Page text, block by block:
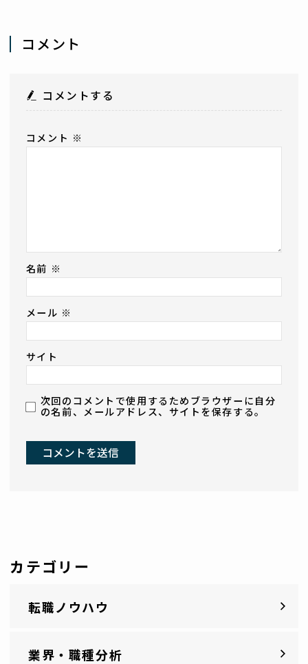
コメント
コメントする
コメント ※
名前 ※
メール ※
サイト
次回のコメントで使用するためブラウザーに自分
の名前、メールアドレス、サイトを保存する。
カテゴリー
転職ノウハウ
業界・職種分析